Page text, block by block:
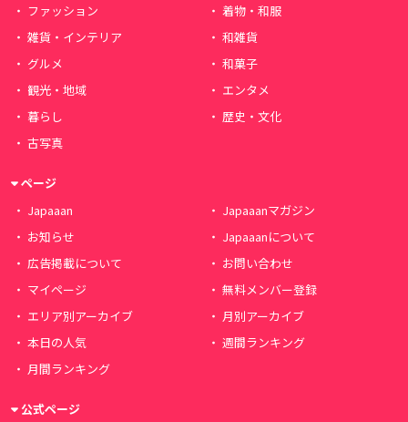
ファッション
着物・和服
雑貨・インテリア
和雑貨
グルメ
和菓子
観光・地域
エンタメ
暮らし
歴史・文化
古写真
ページ
Japaaan
Japaaanマガジン
お知らせ
Japaaanについて
広告掲載について
お問い合わせ
マイページ
無料メンバー登録
エリア別アーカイブ
月別アーカイブ
本日の人気
週間ランキング
月間ランキング
公式ページ